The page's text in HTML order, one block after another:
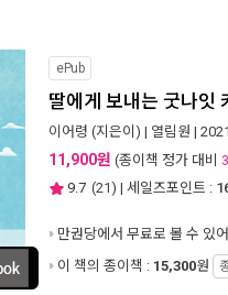
ePub
딸에게 보내는 굿나잇
이어령 (지은이) | 열림원 |
11,900원 (종이책 정가 대비
9.7 (21) | 세일즈포인트 :
만권당에서 무료로 볼 수 있
이 책의 종이책 : 15,300원